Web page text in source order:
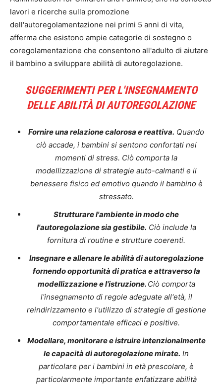
lavori e ricerche sulla promozione
dell'autoregolamentazione nei primi 5 anni di vita,
afferma che esistono ampie categorie di sostegno o
coregolamentazione che consentono all'adulto di aiutare
il bambino a sviluppare abilità di autoregolazione.
SUGGERIMENTI PER L'INSEGNAMENTO
DELLE ABILITÀ DI AUTOREGOLAZIONE
Fornire una relazione calorosa e reattiva. Quando
ciò accade, i bambini si sentono confortati nei
momenti di stress. Ciò comporta la
modellizzazione di strategie auto-calmanti e il
benessere fisico ed emotivo quando il bambino è
stressato.
Strutturare l'ambiente in modo che
l'autoregolazione sia gestibile. Ciò include la
fornitura di routine e strutture coerenti.
Insegnare e allenare le abilità di autoregolazione
fornendo opportunità di pratica e attraverso la
modellizzazione e l'istruzione. Ciò comporta
l'insegnamento di regole adeguate all'età, il
reindirizzamento e l'utilizzo di strategie di gestione
comportamentale efficaci e positive.
Modellare, monitorare e istruire intenzionalmente
le capacità di autoregolazione mirate. In
particolare per i bambini in età prescolare, è
particolarmente importante enfatizzare abilità